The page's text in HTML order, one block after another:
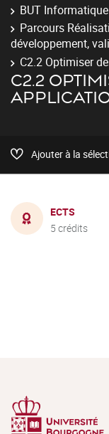
BUT
Parcours
développement,
C2.2 Optimiser
C2.2
Ajouter à la
ECTS
5 crédits